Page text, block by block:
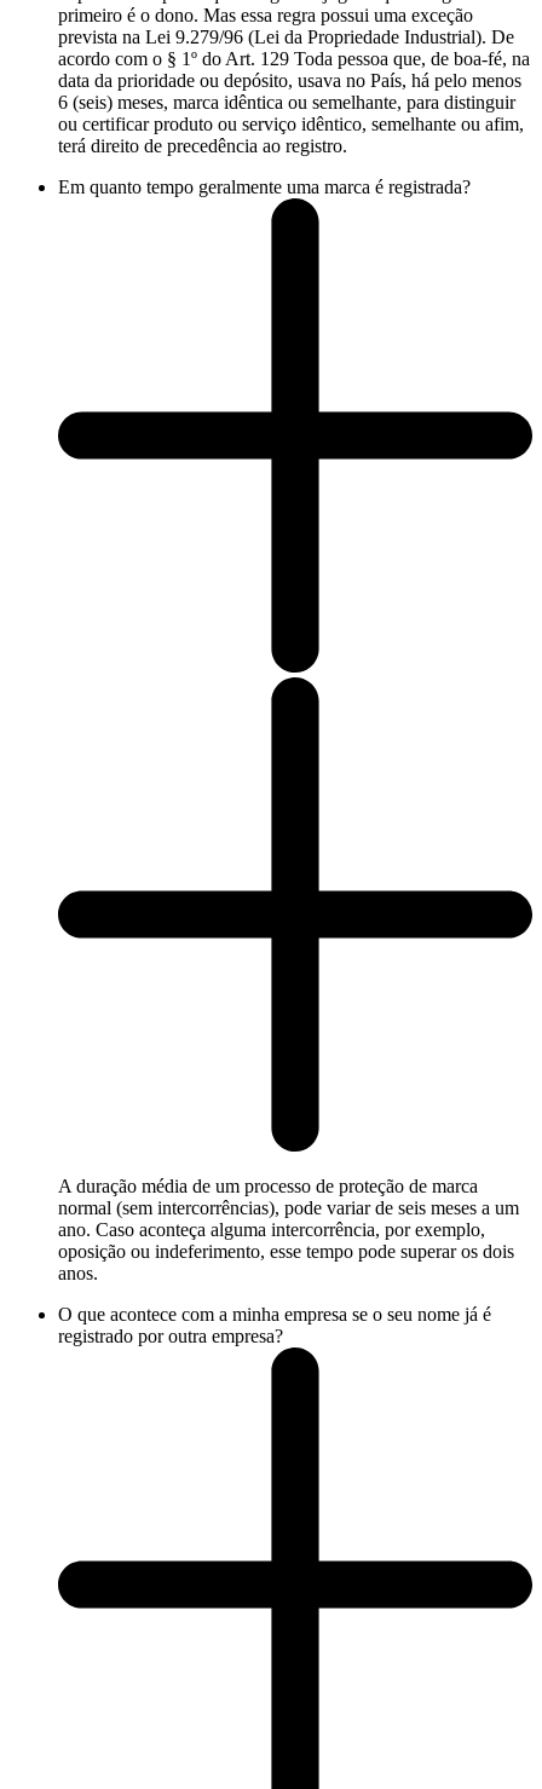
primeiro é o dono. Mas essa regra possui uma exceção
prevista na Lei 9.279/96 (Lei da Propriedade Industrial). De
acordo com o § 1º do Art. 129 Toda pessoa que, de boa-fé, na
data da prioridade ou depósito, usava no País, há pelo menos
6 (seis) meses, marca idêntica ou semelhante, para distinguir
ou certificar produto ou serviço idêntico, semelhante ou afim,
terá direito de precedência ao registro.
Em quanto tempo geralmente uma marca é registrada?
A duração média de um processo de proteção de marca
normal (sem intercorrências), pode variar de seis meses a um
ano. Caso aconteça alguma intercorrência, por exemplo,
oposição ou indeferimento, esse tempo pode superar os dois
anos.
O que acontece com a minha empresa se o seu nome já é
registrado por outra empresa?